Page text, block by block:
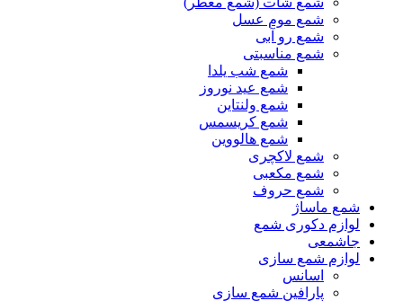
شمع موم عسل
شمع رو آبی
شمع مناسبتی
شمع شب یلدا
شمع عید نوروز
شمع ولنتاین
شمع کریسمس
شمع هالووین
شمع لاکچری
شمع مکعبی
شمع حروف
شمع ماساژ
لوازم دکوری شمع
جاشمعی
لوازم شمع سازی
اسانس
پارافین شمع سازی